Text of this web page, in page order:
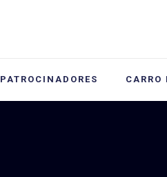
PATROCINADORES CARRO